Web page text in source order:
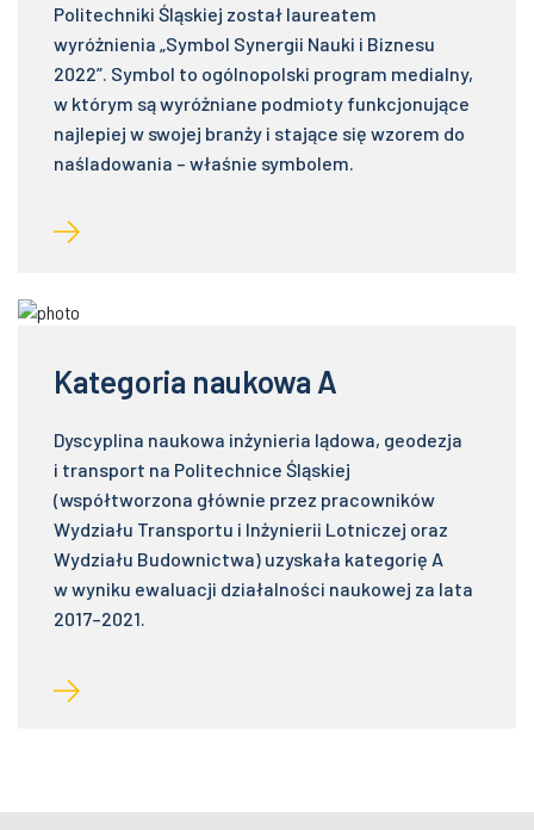
Politechniki Śląskiej został laureatem
wyróżnienia „Symbol Synergii Nauki i Biznesu
2022”. Symbol to ogólnopolski program medialny,
w którym są wyróżniane podmioty funkcjonujące
najlepiej w swojej branży i stające się wzorem do
naśladowania – właśnie symbolem.
Kategoria naukowa A
Dyscyplina naukowa inżynieria lądowa, geodezja
i transport na Politechnice Śląskiej
(współtworzona głównie przez pracowników
Wydziału Transportu i Inżynierii Lotniczej oraz
Wydziału Budownictwa) uzyskała kategorię A
w wyniku ewaluacji działalności naukowej za lata
2017–2021.